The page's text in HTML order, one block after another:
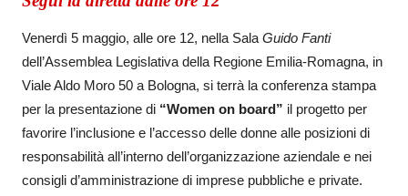
Venerdì 5 maggio, alle ore 12, nella Sala Guido Fanti
dell’Assemblea Legislativa della Regione Emilia-Romagna, in
Viale Aldo Moro 50 a Bologna, si terrà la conferenza stampa
per la presentazione di “Women on board” il progetto per
favorire l’inclusione e l’accesso delle donne alle posizioni di
responsabilità all’interno dell’organizzazione aziendale e nei
consigli d’amministrazione di imprese pubbliche e private.